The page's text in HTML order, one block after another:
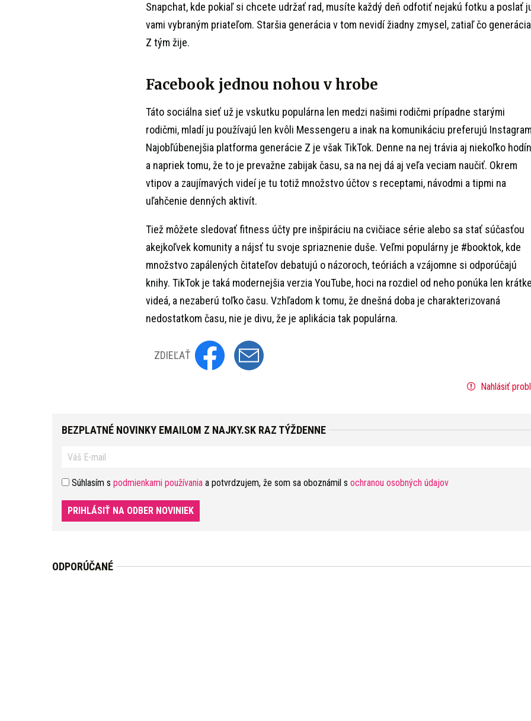
Snapchat, kde pokiaľ si chcete udržať rad, musíte každý deň odfotiť nejakú fotku a poslať
vami vybraným priateľom. Staršia generácia v tom nevidí žiadny zmysel, zatiaľ čo generácia
Z tým žije.
Facebook jednou nohou v hrobe
Táto sociálna sieť už je vskutku populárna len medzi našimi rodičmi prípadne starými
rodičmi, mladí ju používajú len kvôli Messengeru a inak na komunikáciu preferujú
Najobľúbenejšia platforma generácie Z je však TikTok. Denne na nej trávia aj niekoľko hodín
a napriek tomu, že to je prevažne zabijak času, sa na nej dá aj veľa veciam naučiť. Okrem
vtipov a zaujímavých videí je tu totiž množstvo účtov s receptami, návodmi a tipmi na
uľahčenie denných aktivít.
Tiež môžete sledovať fitness účty pre inšpiráciu na cvičiace série alebo sa stať súčasťou
akejkoľvek komunity a nájsť tu svoje spriaznenie duše. Veľmi populárny je #booktok, kde
množstvo zapálených čitateľov debatujú o názoroch, teóriách a vzájomne si odporúčajú
knihy. TikTok je taká modernejšia verzia YouTube, hoci na rozdiel od neho ponúka len krátke
videá, a nezaberú toľko času. Vzhľadom k tomu, že dnešná doba je charakterizovaná
nedostatkom času, nie je divu, že je aplikácia tak populárna.
ZDIEĽAŤ
Nahlásiť
BEZPLATNÉ NOVINKY EMAILOM Z NAJKY.SK RAZ TÝŽDENNE
Súhlasím s podmienkami používania a potvrdzujem, že som sa oboznámil s ochranou osobných údajov
PRIHLÁSIŤ NA ODBER NOVINIEK
ODPORÚČANÉ